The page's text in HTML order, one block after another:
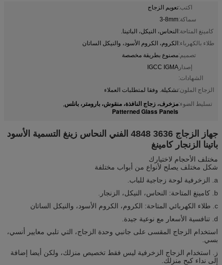
اكتب:تعويم الزجاج
سماكة:3-8mm
كامينغ المتاحة:النحاس، النيكل، الباتينا.
طلاء بالكهرباء:الكروم، الكروم الأسود، والنيكل الساتان
تصميم:مصنوع بطريقة مخصصة
إصدار
الشهادات:
IGCC IGMA
الزجاج الملون:تشكيلة. وفقا لمتطلبات العملاء
تسليط الضوء:مزخرف، زجاج النافذة، منقوش، بارومتر، بانلس,
Patterned Glass Panels
جهاز الزجاج 3636 4848 الفني النحاس زينغ التسمية الأسود
باتينا الزنجار كامينغ
مختلف الأحجام لاختيارك
شكل مختلف يصلح لأنواع من أبواب مختلفة
a. الزخرفية لوحة زجاجية للباب.
b. كامينغ المتاحة: النحاس، النيكل، الزنجار.
c. طلاء الكهربائي المتاحة: الكروم، الكروم الأسود، والنيكل الساتان
d. تنافسية الأسعار مع نوعية جيدة.
استخدام الزجاج المقسى على جانبي وحدة الزجاج، التي تلبي معايير أنسي،
بسي.
ز. استخدام الزجاج الزخرفية ليس فقط تخصيص منزلك، ولكن أيضا إضافة
إلى نداء كبح منزلك.